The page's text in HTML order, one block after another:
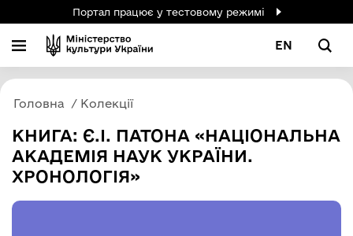
Портал працює у тестовому режимі
EN
Головна Колекції
КНИГА: Є.І. ПАТОНА «НАЦІОНАЛЬНА
АКАДЕМІЯ НАУК УКРАЇНИ.
ХРОНОЛОГІЯ»